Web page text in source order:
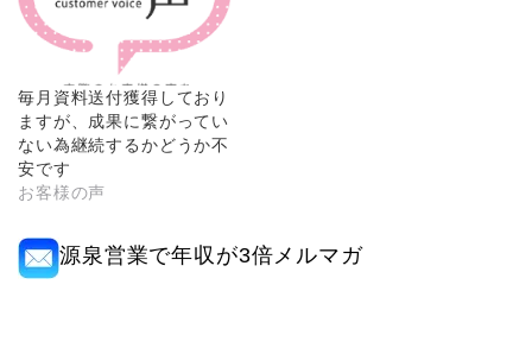
毎月資料送付獲得しており
ますが、成果に繋がってい
ない為継続するかどうか不
安です
お客様の声
源泉営業で年収が3倍メルマガ